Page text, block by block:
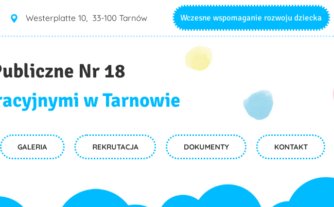
Westerplatte 10, 33-100 Tarnów Wczesne wspomaganie rozwoju dziecka
Nr 18
w Tarnowie
GALERIA REKRUTACJA DOKUMENTY KONTAKT